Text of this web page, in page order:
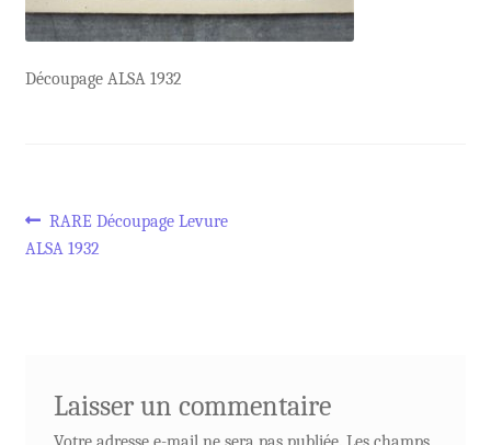
Découpage ALSA 1932
Navigation
Article
précédent :
RARE Découpage Levure
ALSA 1932
Laisser un commentaire